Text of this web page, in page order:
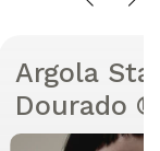
Argola
Dourado ®